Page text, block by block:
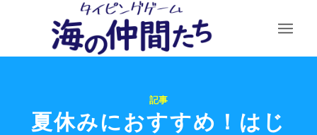
記事
夏休みにおすすめ！はじ